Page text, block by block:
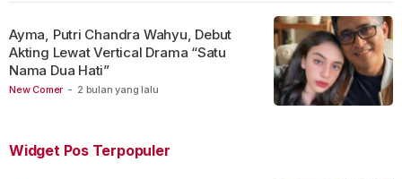
New Comer - 2 bulan yang lalu
Ayma, Putri Chandra Wahyu, Debut
Akting Lewat Vertical Drama “Satu
Nama Dua Hati”
Widget Pos Terpopuler